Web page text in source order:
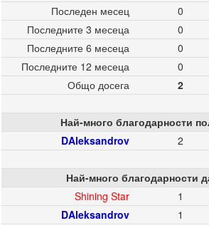
Последен месец
0
Последните 3 месеца
0
Последните 6 месеца
0
Последните 12 месеца
0
Общо досега
2
Най-много благодарности
DAleksandrov
2
Най-много благодарности
Shining Star
1
DAleksandrov
1